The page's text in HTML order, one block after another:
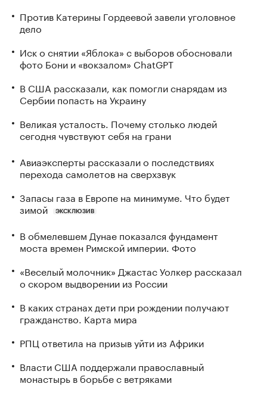
Против Катерины Гордеевой завели уголовное
дело
Иск о снятии «Яблока» с выборов обосновали
фото Бони и «вокзалом» ChatGPT
В США рассказали, как помогли снарядам из
Сербии попасть на Украину
Великая усталость. Почему столько людей
сегодня чувствуют себя на грани
Авиаэксперты рассказали о последствиях
перехода самолетов на сверхзвук
Запасы газа в Европе на минимуме. Что будет
зимой
ЭКСКЛЮЗИВ
В обмелевшем Дунае показался фундамент
моста времен Римской империи. Фото
«Веселый молочник» Джастас Уолкер рассказал
о скором выдворении из России
В каких странах дети при рождении получают
гражданство. Карта мира
РПЦ ответила на призыв уйти из Африки
Власти США поддержали православный
монастырь в борьбе с ветряками